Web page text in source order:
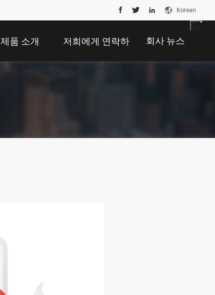
Korean
제품 소개 저희에게 연락하 회사 뉴스
. 그것은 아